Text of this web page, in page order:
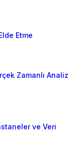
Etme
Zamanlı Analiz
ve Veri